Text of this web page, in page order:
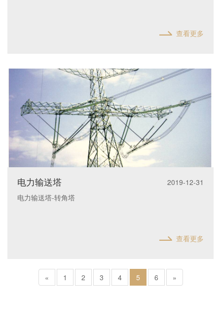
查看更多
电力输送塔
2019-12-31
电力输送塔-转角塔
查看更多
« 1 2 3 4 5 6 »